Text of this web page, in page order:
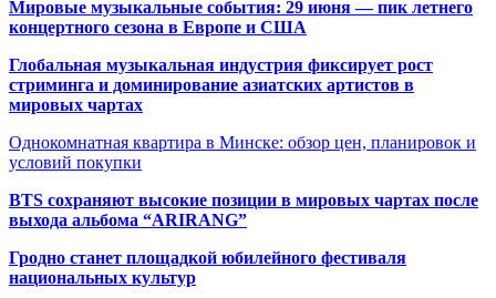
Мировые музыкальные события: 29 июня — пик летнего
концертного сезона в Европе и США
Глобальная музыкальная индустрия фиксирует рост
стриминга и доминирование азиатских артистов в
мировых чартах
Однокомнатная квартира в Минске: обзор цен, планировок и
условий покупки
BTS сохраняют высокие позиции в мировых чартах после
выхода альбома “ARIRANG”
Гродно станет площадкой юбилейного фестиваля
национальных культур